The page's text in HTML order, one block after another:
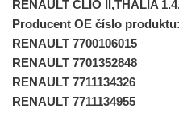
RENAULT CLIO II,THALIA
Producent OE číslo produktu:
RENAULT 7700106015
RENAULT 7701352848
RENAULT 7711134326
RENAULT 7711134955